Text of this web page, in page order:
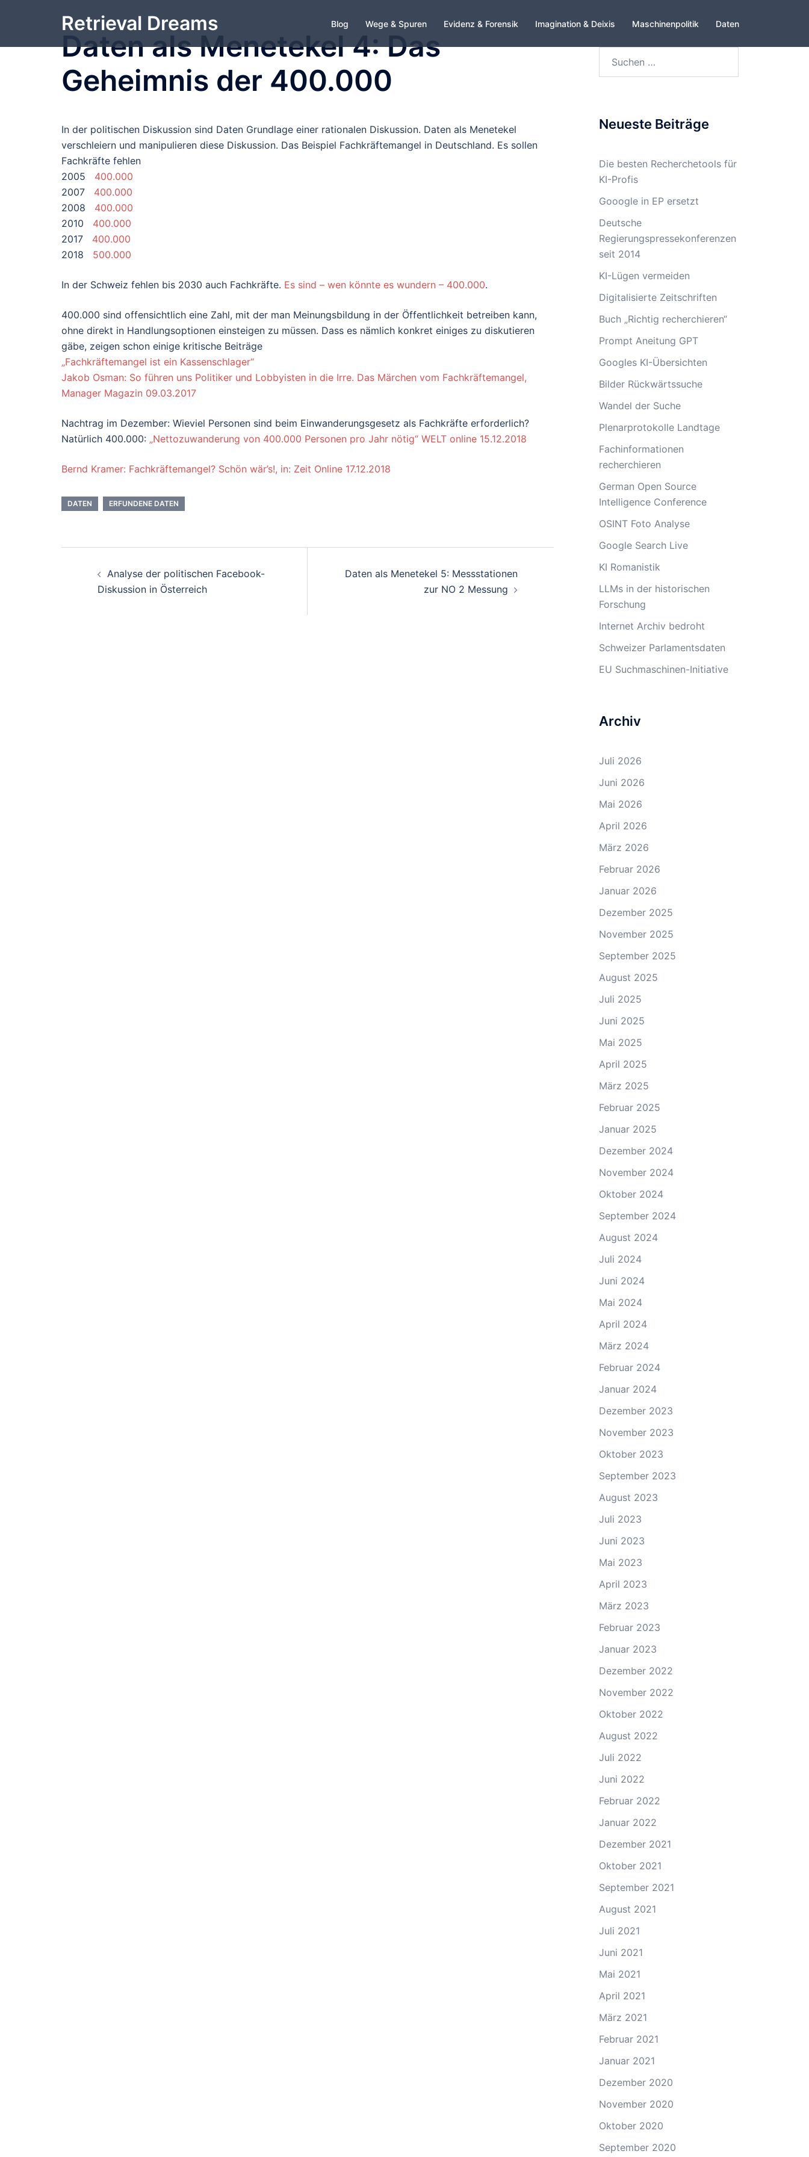
Retrieval Dreams Blog Wege & Spuren Evidenz & Forensik Imagination & Deixis Maschinenpolitik Daten
Daten als Menetekel 4: Das
Geheimnis der 400.000
In der politischen Diskussion sind Daten Grundlage einer rationalen Diskussion. Daten als Menetekel
verschleiern und manipulieren diese Diskussion. Das Beispiel Fachkräftemangel in Deutschland. Es sollen
Fachkräfte fehlen
2005 400.000
2007 400.000
2008 400.000
2010 400.000
2017 400.000
2018 500.000
In der Schweiz fehlen bis 2030 auch Fachkräfte. Es sind – wen könnte es wundern – 400.000.
400.000 sind offensichtlich eine Zahl, mit der man Meinungsbildung in der Öffentlichkeit betreiben kann,
ohne direkt in Handlungsoptionen einsteigen zu müssen. Dass es nämlich konkret einiges zu diskutieren
gäbe, zeigen schon einige kritische Beiträge
„Fachkräftemangel ist ein Kassenschlager“
Jakob Osman: So führen uns Politiker und Lobbyisten in die Irre. Das Märchen vom Fachkräftemangel,
Manager Magazin 09.03.2017
Nachtrag im Dezember: Wieviel Personen sind beim Einwanderungsgesetz als Fachkräfte erforderlich?
Natürlich 400.000: „Nettozuwanderung von 400.000 Personen pro Jahr nötig“ WELT online 15.12.2018
Bernd Kramer: Fachkräftemangel? Schön wär’s!, in: Zeit Online 17.12.2018
DATEN ERFUNDENE DATEN
Navigation
Analyse der politischen Facebook-
Diskussion in Österreich
Daten als Menetekel 5: Messstationen
zur NO 2 Messung
Neueste Beiträge
Die besten Recherchetools für
KI-Profis
Gooogle in EP ersetzt
Deutsche
Regierungspressekonferenzen
seit 2014
KI-Lügen vermeiden
Digitalisierte Zeitschriften
Buch „Richtig recherchieren“
Prompt Aneitung GPT
Googles KI-Übersichten
Bilder Rückwärtssuche
Wandel der Suche
Plenarprotokolle Landtage
Fachinformationen
recherchieren
German Open Source
Intelligence Conference
OSINT Foto Analyse
Google Search Live
KI Romanistik
LLMs in der historischen
Forschung
Internet Archiv bedroht
Schweizer Parlamentsdaten
EU Suchmaschinen-Initiative
Archiv
Juli 2026
Juni 2026
Mai 2026
April 2026
März 2026
Februar 2026
Januar 2026
Dezember 2025
November 2025
September 2025
August 2025
Juli 2025
Juni 2025
Mai 2025
April 2025
März 2025
Februar 2025
Januar 2025
Dezember 2024
November 2024
Oktober 2024
September 2024
August 2024
Juli 2024
Juni 2024
Mai 2024
April 2024
März 2024
Februar 2024
Januar 2024
Dezember 2023
November 2023
Oktober 2023
September 2023
August 2023
Juli 2023
Juni 2023
Mai 2023
April 2023
März 2023
Februar 2023
Januar 2023
Dezember 2022
November 2022
Oktober 2022
August 2022
Juli 2022
Juni 2022
Februar 2022
Januar 2022
Dezember 2021
Oktober 2021
September 2021
August 2021
Juli 2021
Juni 2021
Mai 2021
April 2021
März 2021
Februar 2021
Januar 2021
Dezember 2020
November 2020
Oktober 2020
September 2020